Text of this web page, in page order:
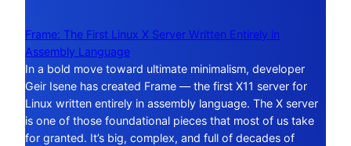
Frame: The First Linux X Server Written Entirely in
Assembly Language
In a bold move toward ultimate minimalism, developer
Geir Isene has created Frame — the first X11 server for
Linux written entirely in assembly language. The X server
is one of those foundational pieces that most of us take
for granted. It’s big, complex, and full of decades of